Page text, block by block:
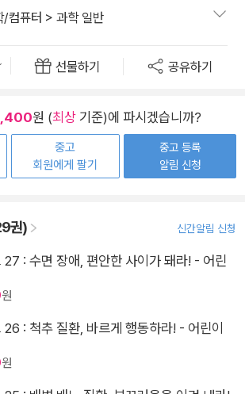
/컴퓨터 > 과학 일반
선물하기 공유하기
원 (최상 기준)에 파시겠습니까?
중고
회원에게 팔기
중고 등록
알림 신청
권) 신간알림 신청
27 : 수면 장애, 편안한 사이가 돼라! - 어린
원
: 척추 질환, 바르게 행동하라! - 어린이
원